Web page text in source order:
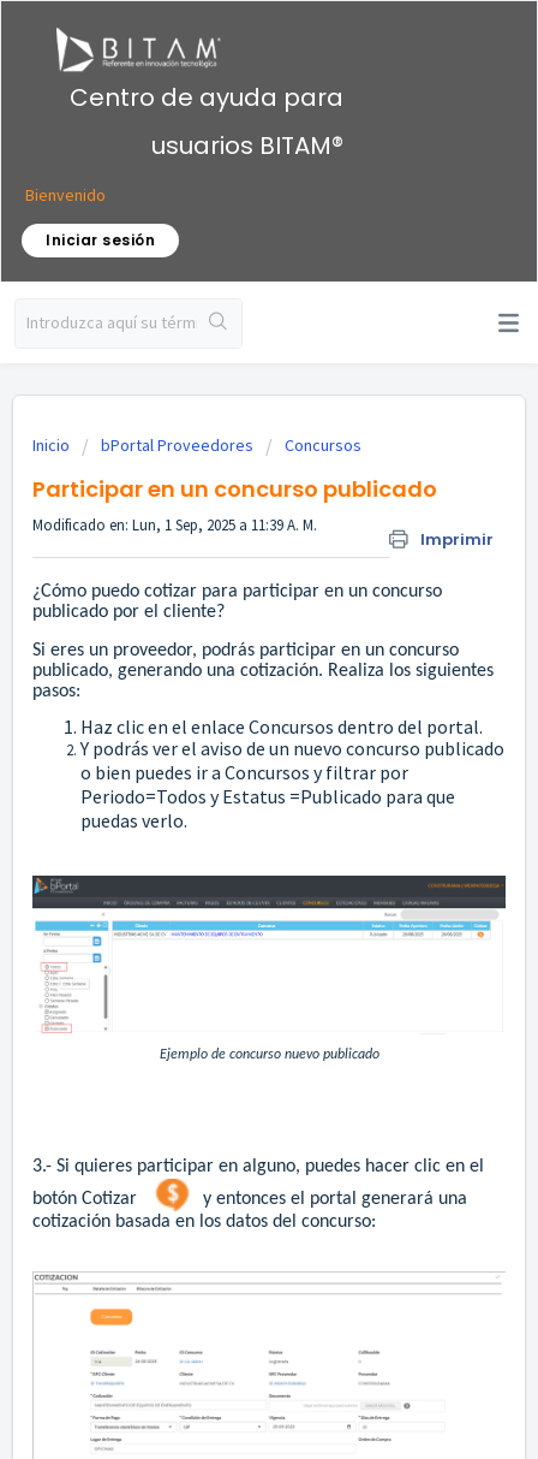
Centro de ayuda para
usuarios BITAM®
Bienvenido
Iniciar sesión
Inicio bPortal Proveedores Concursos
Participar en un concurso publicado
Imprimir
Modificado en: Lun, 1 Sep, 2025 a 11:39 A. M.
¿Cómo puedo cotizar para participar en un concurso
publicado por el cliente?
Si eres un proveedor, podrás participar en un concurso
publicado, generando una cotización. Realiza los siguientes
pasos:
Haz clic en el enlace Concursos dentro del portal.
Y podrás ver el aviso de un nuevo concurso publicado
o bien puedes ir a Concursos y filtrar por
Periodo=Todos y Estatus =Publicado para que
puedas verlo.
Ejemplo de concurso nuevo publicado
3.- Si quieres participar en alguno, puedes hacer clic en el
botón Cotizar
y entonces el portal generará una
cotización basada en los datos del concurso: